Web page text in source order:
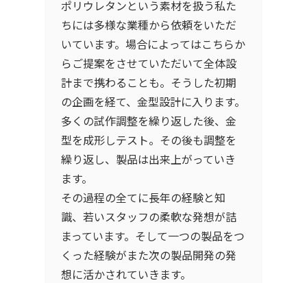
ポリウレタンという素材を扱う私た
ちには多様な業種から依頼をいただ
いています。場合によってはこちらか
らご提案をさせていただいて全体設
計まで携わることも。そうした初期
の企画を経て、金型設計に入ります。
多くの試作調整を繰り返した後、金
型を成形しテスト。その後も調整を
繰り返し、製品は出来上がっていき
ます。
その過程の全てに長年の経験と知
識、若いスタッフの柔軟な発想が詰
まっています。そして一つの製品をつ
くった経験がまた次の製品開発の発
想に活かされていきます。